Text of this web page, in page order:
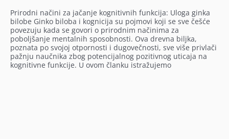
Prirodni načini za jačanje kognitivnih funkcija: Uloga ginka
bilobe Ginko biloba i kognicija su pojmovi koji se sve češće
povezuju kada se govori o prirodnim načinima za
poboljšanje mentalnih sposobnosti. Ova drevna biljka,
poznata po svojoj otpornosti i dugovečnosti, sve više privlači
pažnju naučnika zbog potencijalnog pozitivnog uticaja na
kognitivne funkcije. U ovom članku istražujemo